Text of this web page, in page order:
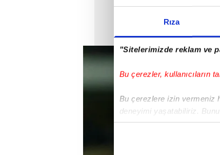
Rıza
"Sitelerimizde reklam ve
Bu çerezler, kullanıcıların
Bu çerezlere izin vermeniz
deneyimi yaşatabiliriz.
içerikleri sunabilmek adına